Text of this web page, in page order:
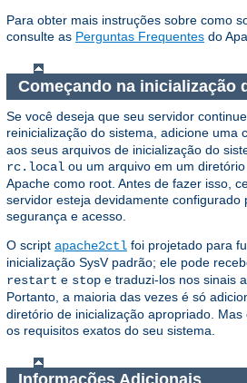
Para obter mais instruções sobre como
consulte as Perguntas Frequentes do
Começando na inicialização
Se você deseja que seu servidor
reinicialização do sistema, adicione uma
aos seus arquivos de inicialização do
rc.local ou um arquivo em um diretório
Apache como root. Antes de fazer isso,
servidor esteja devidamente configurado
segurança e acesso.
O script apache2ctl foi projetado para
inicialização SysV padrão; ele pode
restart e stop e traduzi-los nos sinais
Portanto, a maioria das vezes é só
diretório de inicialização apropriado.
os requisitos exatos do seu sistema.